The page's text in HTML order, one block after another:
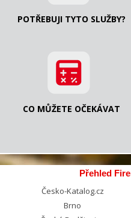
POTŘEBUJI TYTO SLUŽBY?
CO MŮŽETE OČEKÁVAT
Přehled
Česko-Katalog.cz
Brno